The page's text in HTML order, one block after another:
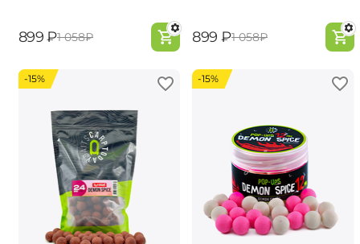
‍899‍ ₽‍1 058‍₽ ‍899‍ ₽‍1 058‍₽
-15% -15%